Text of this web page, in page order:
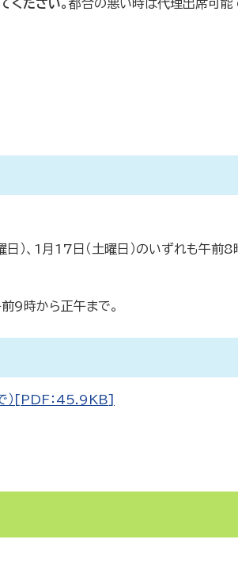
ください。 都合の悪い時は代理出席可
）、1月17日（土曜日）のいずれも午前
9時から正午まで。
）[PDF：45.9KB]